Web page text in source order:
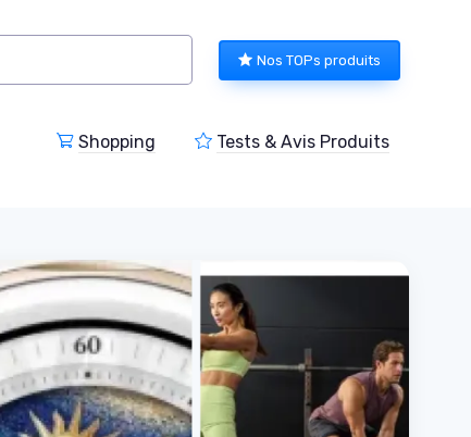
Nos TOPs produits
Shopping Tests & Avis Produits